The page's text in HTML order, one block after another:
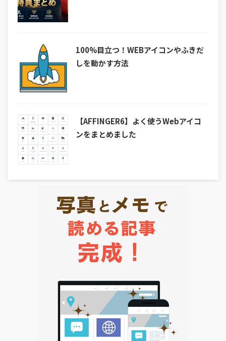
100%目立つ！WEBアイコンやふきだ
しを動かす方法
【AFFINGER6】よく使うWebアイコ
ンをまとめました